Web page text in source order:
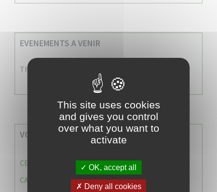
EVENEMENTS A VENIR
There are no events
VOS SERVICES MUNICIPAUX
CENTRE COMMUNAL D’ACTION SOCIALE (C.C.A.S)
CAISSE DES ÉCOLES
This site uses cookies
and gives you control
over what you want to
activate
OK, accept all
Deny all cookies